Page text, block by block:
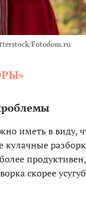
Fotodom.ru
иметь в виду,
кулачные
скорее